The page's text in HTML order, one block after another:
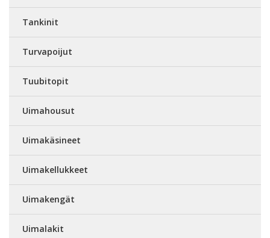
Tankinit
Turvapoijut
Tuubitopit
Uimahousut
Uimakäsineet
Uimakellukkeet
Uimakengät
Uimalakit